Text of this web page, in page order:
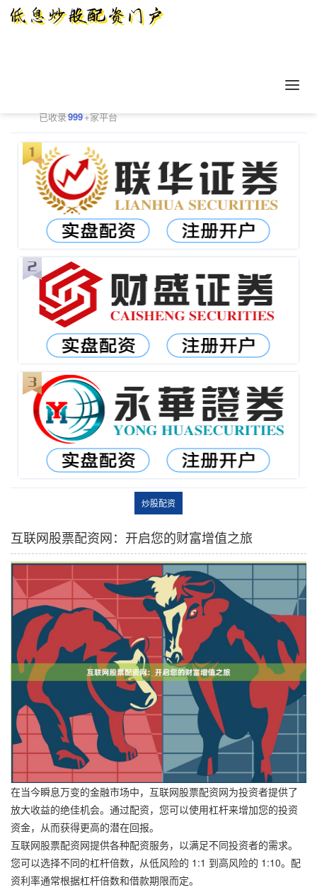
已收录999+家平台
炒股配资
互联网股票配资网：开启您的财富增值之旅
在当今瞬息万变的金融市场中，互联网股票配资网为投资者提供了
放大收益的绝佳机会。通过配资，您可以使用杠杆来增加您的投资
资金，从而获得更高的潜在回报。
互联网股票配资网提供各种配资服务，以满足不同投资者的需求。
您可以选择不同的杠杆倍数，从低风险的 1:1 到高风险的 1:10。配
资利率通常根据杠杆倍数和借款期限而定。